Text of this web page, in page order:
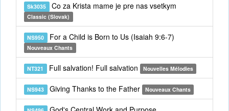
Sk3035 Co za Krista mame je pre nas vsetkym
Classic (Slovak)
NS950 For a Child is Born to Us (Isaiah 9:6-7)
Nouveaux Chants
NT321 Full salvation! Full salvation Nouvelles Mélodies
NS943 Giving Thanks to the Father Nouveaux Chants